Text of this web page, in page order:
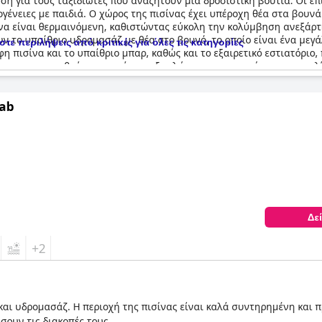
είναι μια ολιστική εμπειρία που συνδυάζει την πολυτέλεια
με παιδιά. Ο χώρος της πισίνας έχει υπέροχη θέα στα
είναι θερμαινόμενη, καθιστώντας εύκολη την κολύμβηση
το υπαίθριο υδρομασάζ με θέα στο βουνό, το οποίο είναι ένα
και το υπαίθριο μπαρ, καθώς και το εξαιρετικό
να προστεθούν περισσότερες ξαπλώστρες και πετσέτες για
για τα βράδια ή για απόλαυση όλο το χρόνο. Οι ομπρέλες
Παρά τις μικρές ελλείψεις, ο χώρος της πισίνας είναι
περιλήψεις από κριτικές για όλες τις κατηγορίες
+2
και υδρομασάζ. Η περιοχή της πισίνας είναι καλά συντηρημένη